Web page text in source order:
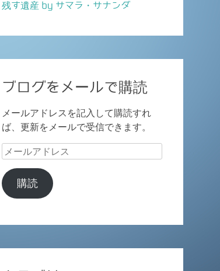
残す遺産 by サマラ・サナンダ
ブログをメールで購読
メールアドレスを記入して購読すれ
ば、更新をメールで受信できます。
メ
ル
ア
購読